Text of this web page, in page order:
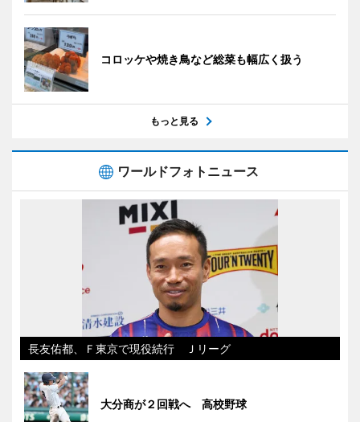
コロッケや焼き鳥など総菜も幅広く扱う
もっと見る
ワールドフォトニュース
長友佑都、Ｆ東京で現役続行 Ｊリーグ
大分商が２回戦へ 高校野球